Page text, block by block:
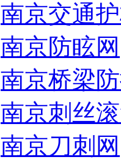
南京交通
南京防眩网
南京桥梁
南京刺丝
南京刀刺网